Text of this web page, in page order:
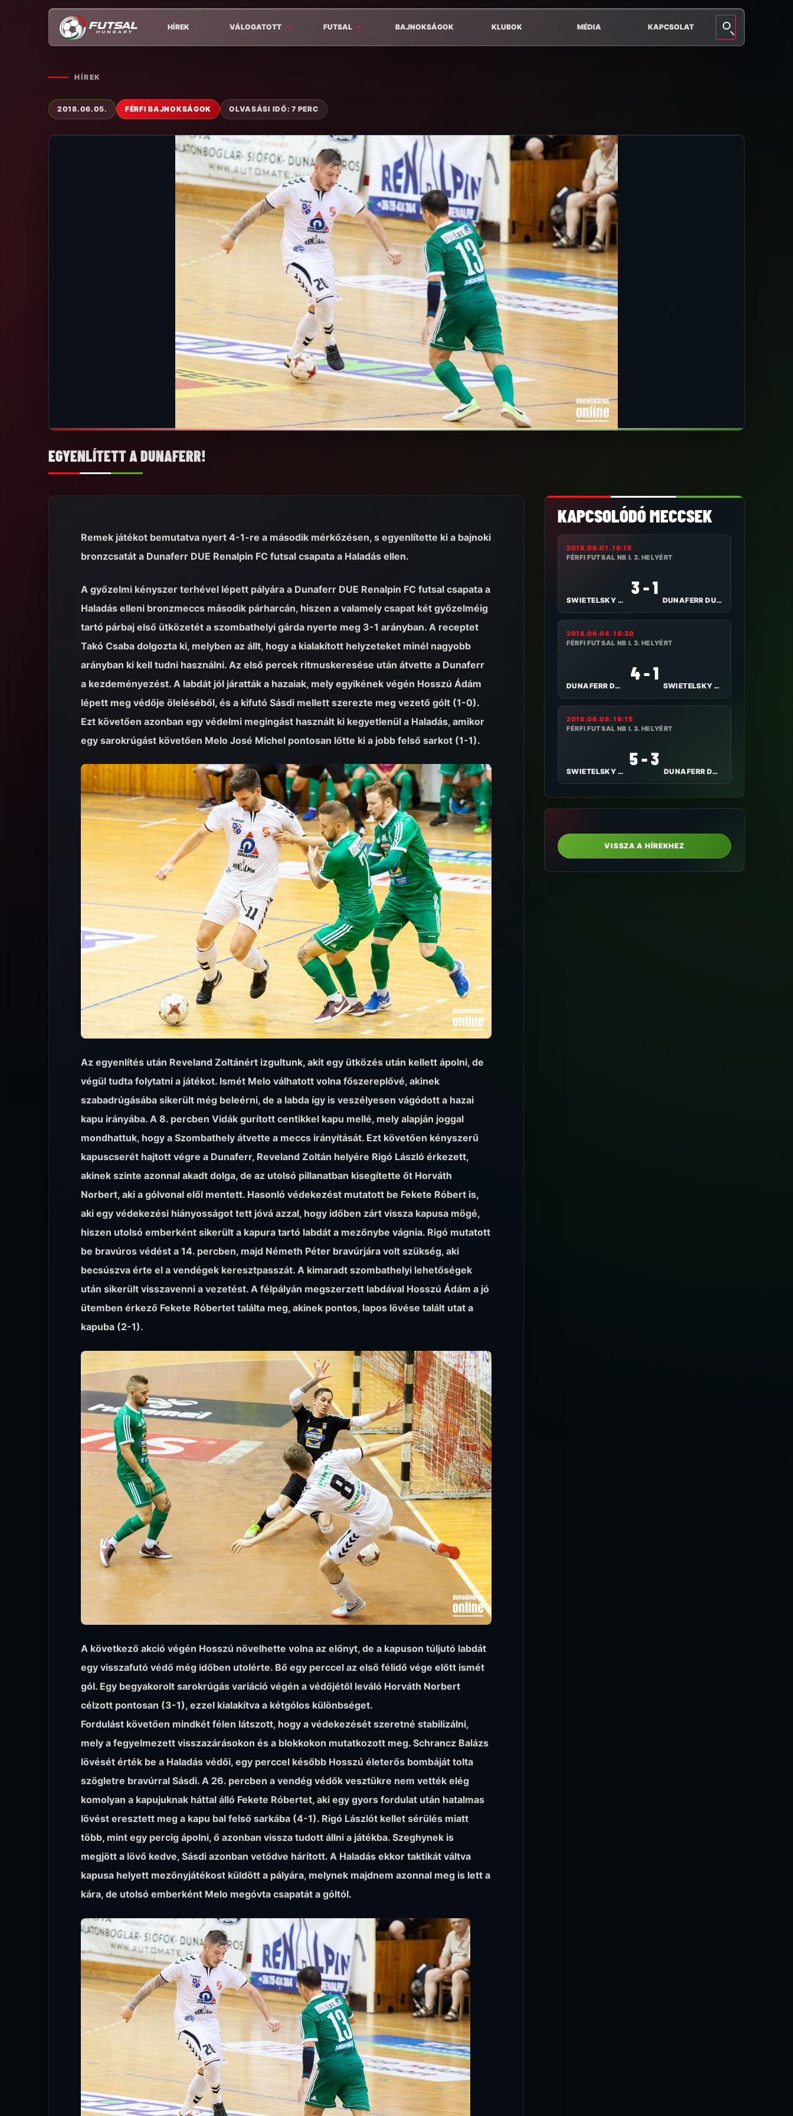
HÍREK VÁLOGATOTT FUTSAL BAJNOKSÁGOK KLUBOK MÉDIA KAPCSOLAT
HÍREK
2018.06.05. FÉRFI BAJNOKSÁGOK OLVASÁSI IDŐ: 7 PERC
EGYENLÍTETT A DUNAFERR!
Remek játékot bemutatva nyert 4-1-re a második mérkőzésen, s egyenlítette ki a bajnoki
bronzcsatát a Dunaferr DUE Renalpin FC futsal csapata a Haladás ellen.
A győzelmi kényszer terhével lépett pályára a Dunaferr DUE Renalpin FC futsal csapata a
Haladás elleni bronzmeccs második párharcán, hiszen a valamely csapat két győzelméig
tartó párbaj első ütközetét a szombathelyi gárda nyerte meg 3-1 arányban. A receptet
Takó Csaba dolgozta ki, melyben az állt, hogy a kialakított helyzeteket minél nagyobb
arányban ki kell tudni használni. Az első percek ritmuskeresése után átvette a Dunaferr
a kezdeményezést. A labdát jól járatták a hazaiak, mely egyikének végén Hosszú Ádám
lépett meg védője öleléséből, és a kifutó Sásdi mellett szerezte meg vezető gólt (1-0).
Ezt követően azonban egy védelmi megingást használt ki kegyetlenül a Haladás, amikor
egy sarokrúgást követően Melo José Michel pontosan lőtte ki a jobb felső sarkot (1-1).
Az egyenlítés után Reveland Zoltánért izgultunk, akit egy ütközés után kellett ápolni, de
végül tudta folytatni a játékot. Ismét Melo válhatott volna főszereplővé, akinek
szabadrúgásába sikerült még beleérni, de a labda így is veszélyesen vágódott a hazai
kapu irányába. A 8. percben Vidák gurított centikkel kapu mellé, mely alapján joggal
mondhattuk, hogy a Szombathely átvette a meccs irányítását. Ezt követően kényszerű
kapuscserét hajtott végre a Dunaferr, Reveland Zoltán helyére Rigó László érkezett,
akinek szinte azonnal akadt dolga, de az utolsó pillanatban kisegítette őt Horváth
Norbert, aki a gólvonal elől mentett. Hasonló védekezést mutatott be Fekete Róbert is,
aki egy védekezési hiányosságot tett jóvá azzal, hogy időben zárt vissza kapusa mögé,
hiszen utolsó emberként sikerült a kapura tartó labdát a mezőnybe vágnia. Rigó mutatott
be bravúros védést a 14. percben, majd Németh Péter bravúrjára volt szükség, aki
becsúszva érte el a vendégek keresztpasszát. A kimaradt szombathelyi lehetőségek
után sikerült visszavenni a vezetést. A félpályán megszerzett labdával Hosszú Ádám a jó
ütemben érkező Fekete Róbertet találta meg, akinek pontos, lapos lövése talált utat a
kapuba (2-1).
A következő akció végén Hosszú növelhette volna az előnyt, de a kapuson túljutó labdát
egy visszafutó védő még időben utolérte. Bő egy perccel az első félidő vége előtt ismét
gól. Egy begyakorolt sarokrúgás variáció végén a védőjétől leváló Horváth Norbert
célzott pontosan (3-1), ezzel kialakítva a kétgólos különbséget.
Fordulást követően mindkét félen látszott, hogy a védekezését szeretné stabilizálni,
mely a fegyelmezett visszazárásokon és a blokkokon mutatkozott meg. Schrancz Balázs
lövését érték be a Haladás védői, egy perccel később Hosszú életerős bombáját tolta
szögletre bravúrral Sásdi. A 26. percben a vendég védők vesztükre nem vették elég
komolyan a kapujuknak háttal álló Fekete Róbertet, aki egy gyors fordulat után hatalmas
lövést eresztett meg a kapu bal felső sarkába (4-1). Rigó Lászlót kellet sérülés miatt
több, mint egy percig ápolni, ő azonban vissza tudott állni a játékba. Szeghynek is
megjött a lövő kedve, Sásdi azonban vetődve hárított. A Haladás ekkor taktikát váltva
kapusa helyett mezőnyjátékost küldött a pályára, melynek majdnem azonnal meg is lett a
kára, de utolsó emberként Melo megóvta csapatát a góltól.
KAPCSOLÓDÓ MECCSEK
2018.06.01. 18:15
FÉRFI FUTSAL NB I. 3. HELYÉRT
SWIETELSKY HALADÁS VSE
3 - 1
DUNAFERR DUE RENALPIN FC
2018.06.04. 18:30
FÉRFI FUTSAL NB I. 3. HELYÉRT
DUNAFERR DUE RENALPIN FC
4 - 1
SWIETELSKY HALADÁS VSE
2018.06.08. 18:15
FÉRFI FUTSAL NB I. 3. HELYÉRT
SWIETELSKY HALADÁS VSE
5 - 3
DUNAFERR DUE RENALPIN FC
VISSZA A HÍREKHEZ